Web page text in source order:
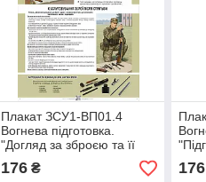
Плакат ЗСУ1-ВП01.4
Вогнева підготовка.
"Догляд за зброєю та її
зберігання" для Збройних
Сил України
176₴
Сил
176